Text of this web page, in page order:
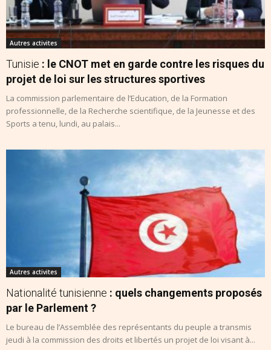
Autres activites
Tunisie : le CNOT met en garde contre les risques du
projet de loi sur les structures sportives
La commission parlementaire de l’Education, de la Formation
professionnelle, de la Recherche scientifique, de la Jeunesse et des
Sports a tenu, lundi, au palais...
Autres activites
Nationalité tunisienne : quels changements proposés
par le Parlement ?
Le bureau de l’Assemblée des représentants du peuple a transmis
jeudi à la commission des droits et libertés un projet de loi visant à...